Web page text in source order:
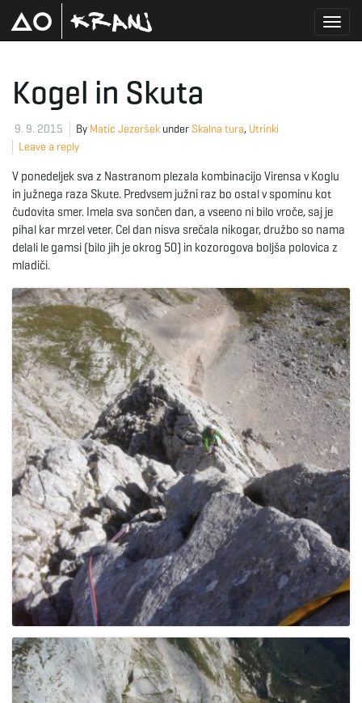
g
l
e
n
a
v
Kogel in Skuta
9. 9. 2015 By Matic Jezeršek under Skalna tura, Utrinki
Leave a reply
V ponedeljek sva z Nastranom plezala kombinacijo Virensa v Koglu
in južnega raza Skute. Predvsem južni raz bo ostal v spominu kot
čudovita smer. Imela sva sončen dan, a vseeno ni bilo vroče, saj je
pihal kar mrzel veter. Cel dan nisva srečala nikogar, družbo so nama
delali le gamsi (bilo jih je okrog 50) in kozorogova boljša polovica z
mladiči.